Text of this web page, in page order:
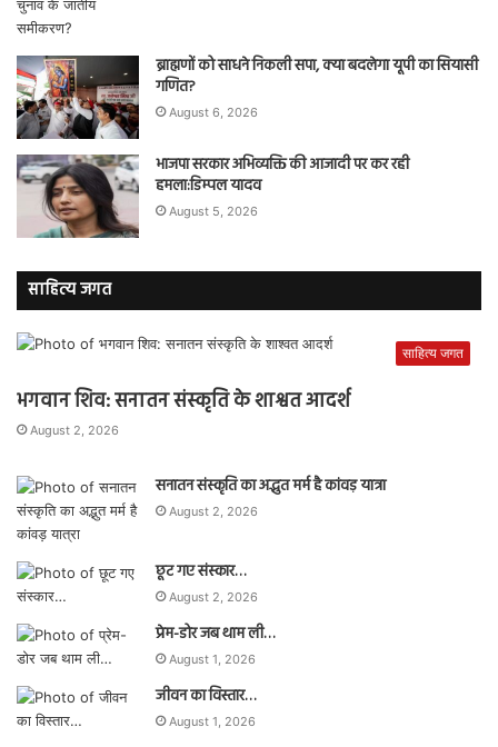
ब्राह्मणों को साधने निकली सपा, क्या बदलेगा यूपी का सियासी
गणित?
August 6, 2026
भाजपा सरकार अभिव्यक्ति की आजादी पर कर रही
हमला:डिम्पल यादव
August 5, 2026
साहित्य जगत
साहित्य जगत
भगवान शिव: सनातन संस्कृति के शाश्वत आदर्श
August 2, 2026
सनातन संस्कृति का अद्भुत मर्म है कांवड़ यात्रा
August 2, 2026
छूट गए संस्कार…
August 2, 2026
प्रेम-डोर जब थाम ली…
August 1, 2026
जीवन का विस्तार…
August 1, 2026